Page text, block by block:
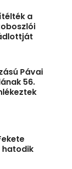
a
Pávai
56.
hatodik